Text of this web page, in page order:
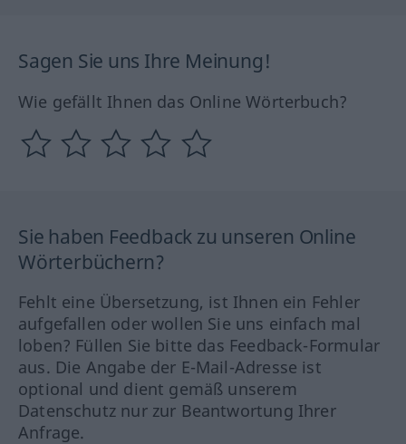
Sagen Sie uns Ihre Meinung!
Wie gefällt Ihnen das Online Wörterbuch?
Sie haben Feedback zu unseren Online
Wörterbüchern?
Fehlt eine Übersetzung, ist Ihnen ein Fehler
aufgefallen oder wollen Sie uns einfach mal
loben? Füllen Sie bitte das Feedback-Formular
aus. Die Angabe der E-Mail-Adresse ist
optional und dient gemäß unserem
Datenschutz nur zur Beantwortung Ihrer
Anfrage.